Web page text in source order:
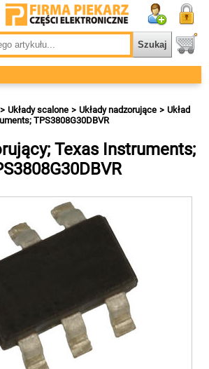
Układy scalone Układy nadzorujące
Układ
TPS3808G30DBVR
Texas Instruments;